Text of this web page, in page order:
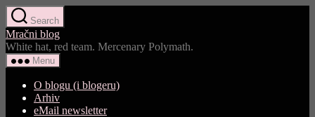
Skip
to
the
content
Search
Mračni blog
White hat, red team. Mercenary Polymath.
Menu
O blogu (i blogeru)
Arhiv
eMail newsletter